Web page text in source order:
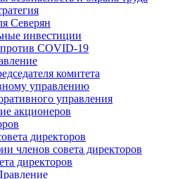
Северян
инвестиции
COVID‑19
комитета
управлению
управления
акционеров
директоров
членов совета директоров
директоров